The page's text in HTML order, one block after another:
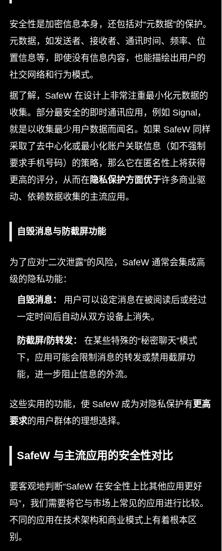
安全性是加密信息本身，还包括对“元数据”的保护。
元数据，如发送者、接收者、通讯时间、频率、位
置信息等，即使没有信息内容，也能描绘出用户的
社交网络和行为模式。
据了解，SafeW 在设计上非常注重最小化元数据的
收集。部分最安全的即时通讯应用，例如 Signal，
就是以收集最少用户数据而闻名。如果 SafeW 同样
采取了去中心化或最小化账户关联信息（如不强制
要求手机号码）的策略，那么它在匿名性上将获得
更高的评分，从而在 隐私保护方面优于许多商业驱
动、依赖数据收集的主流应用。
自毁消息与防截屏功能
为了应对“二次泄露”的风险，SafeW 通常会集成高
级的隐私功能：
自毁消息：
用户可以设定消息在被阅读后或经过
一定时间后自动从双方设备上消失。
防截屏/防转发：
在某些特殊的“秘密聊天”模式
下，应用可能会限制消息的转发或禁用截屏功
能，进一步阻止信息的外流。
这些实用的功能，使 SafeW 成为对隐私保护有更高
要求的用户群体的理想选择。
SafeW 与主流应用的安全性对比
要客观地判断“SafeW 在安全性上比其他应用更好
吗”，我们需要将它与市场上常见的应用进行比较。
不同的应用在技术架构和商业模式上有着根本区
别。